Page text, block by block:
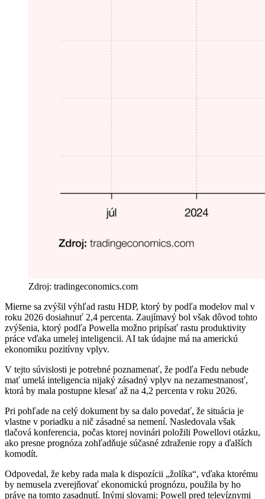
Zdroj: tradingeconomics.com
Mierne sa zvýšil výhľad rastu HDP, ktorý by podľa modelov mal v
roku 2026 dosiahnuť 2,4 percenta. Zaujímavý bol však dôvod tohto
zvýšenia, ktorý podľa Powella možno pripísať rastu produktivity
práce vďaka umelej inteligencii. AI tak údajne má na americkú
ekonomiku pozitívny vplyv.
V tejto súvislosti je potrebné poznamenať, že podľa Fedu nebude
mať umelá inteligencia nijaký zásadný vplyv na nezamestnanosť,
ktorá by mala postupne klesať až na 4,2 percenta v roku 2026.
Pri pohľade na celý dokument by sa dalo povedať, že situácia je
vlastne v poriadku a nič zásadné sa nemení. Nasledovala však
tlačová konferencia, počas ktorej novinári položili Powellovi otázku,
ako presne prognóza zohľadňuje súčasné zdraženie ropy a ďalších
komodít.
Odpovedal, že keby rada mala k dispozícii „žolíka“, vďaka ktorému
by nemusela zverejňovať ekonomickú prognózu, použila by ho
práve na tomto zasadnutí. Inými slovami: Powell pred televíznymi